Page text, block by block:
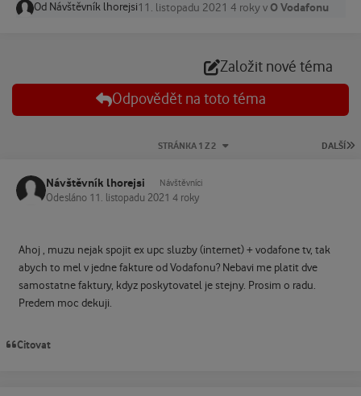
Od Návštěvník lhorejsi11. listopadu 2021 4 rokyv O Vodafonu
Založit nové téma
Odpovědět na toto téma
DALŠÍ
STRÁNKA 1 Z 2
Návštěvník lhorejsi Návštěvníci
Odesláno 11. listopadu 2021 4 roky
Ahoj , muzu nejak spojit ex upc sluzby (internet) + vodafone tv, tak
abych to mel v jedne fakture od Vodafonu? Nebavi me platit dve
samostatne faktury, kdyz poskytovatel je stejny. Prosim o radu.
Predem moc dekuji.
Citovat